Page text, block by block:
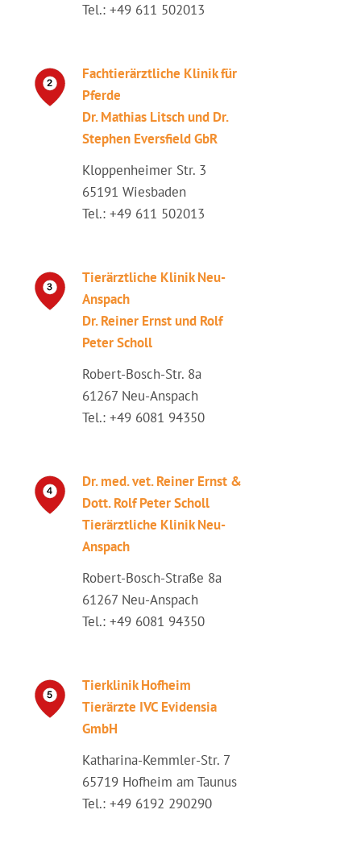
Tel.: +49 611 502013
Fachtierärztliche Klinik für
Pferde
Dr. Mathias Litsch und Dr.
Stephen Eversfield GbR
Kloppenheimer Str. 3
65191 Wiesbaden
Tel.: +49 611 502013
Tierärztliche Klinik Neu-
Anspach
Dr. Reiner Ernst und Rolf
Peter Scholl
Robert-Bosch-Str. 8a
61267 Neu-Anspach
Tel.: +49 6081 94350
Dr. med. vet. Reiner Ernst &
Dott. Rolf Peter Scholl
Tierärztliche Klinik Neu-
Anspach
Robert-Bosch-Straße 8a
61267 Neu-Anspach
Tel.: +49 6081 94350
Tierklinik Hofheim
Tierärzte IVC Evidensia
GmbH
Katharina-Kemmler-Str. 7
65719 Hofheim am Taunus
Tel.: +49 6192 290290